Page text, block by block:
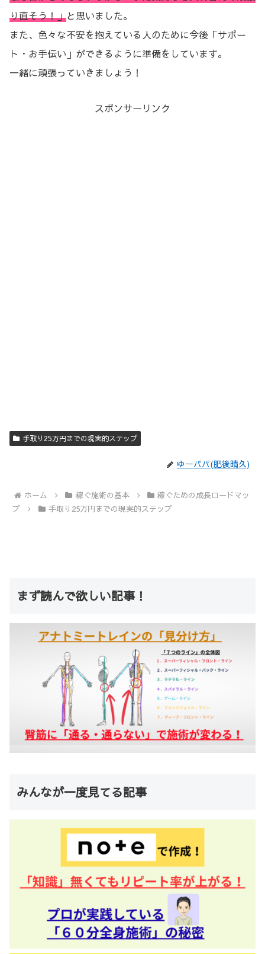
り直そう！」と思いました。
また、色々な不安を抱えている人のために今後「サポー
ト・お手伝い」ができるように準備をしています。
一緒に頑張っていきましょう！
スポンサーリンク
手取り25万円までの現実的ステップ
ゆーパパ(肥後晴久)
ホーム 稼ぐ施術の基本
稼ぐための成長ロードマッ
プ
手取り25万円までの現実的ステップ
まず読んで欲しい記事！
みんなが一度見てる記事